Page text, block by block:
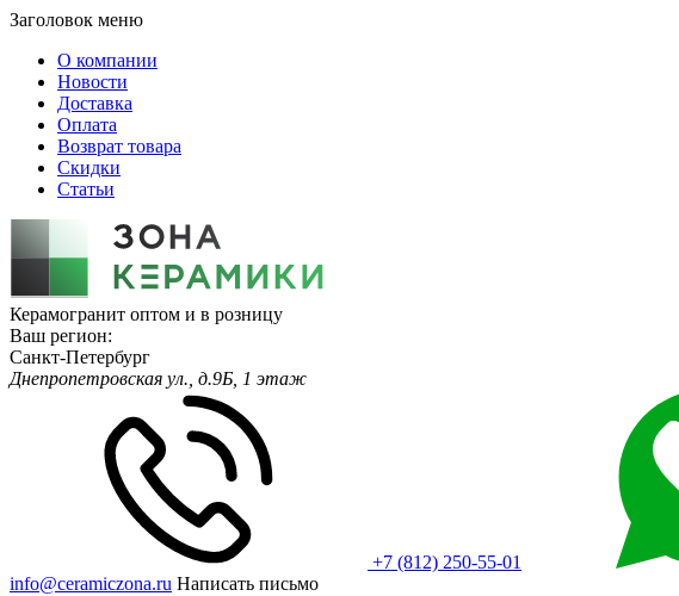
Заголовок меню
О компании
Новости
Доставка
Оплата
Возврат товара
Скидки
Статьи
Керамогранит оптом и в розницу
Ваш регион:
Санкт-Петербург
Днепропетровская ул., д.9Б, 1 этаж
+7 (812) 250-55-01
info@ceramiczona.ru Написать письмо